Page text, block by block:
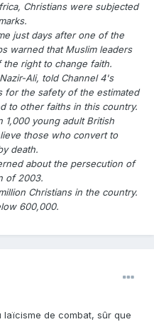
Christians were subjected
just days after one of the
warned that Muslim leaders
right to change faith.
Ali, told Channel 4's
for the safety of the estimated
to other faiths in this country.
1,000 young adult British
those who convert to
death.
about the persecution of
of 2003.
Christians in the country.
600,000.
de combat, sûr que